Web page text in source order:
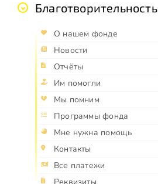
Благотворительность
О нашем фонде
Новости
Отчёты
Им помогли
Мы помним
Программы фонда
Мне нужна помощь
Контакты
Все платежи